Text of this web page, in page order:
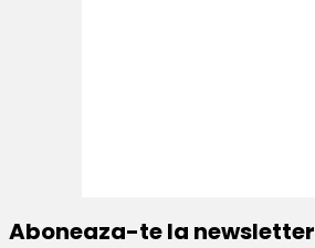
Aboneaza-te la newsletter